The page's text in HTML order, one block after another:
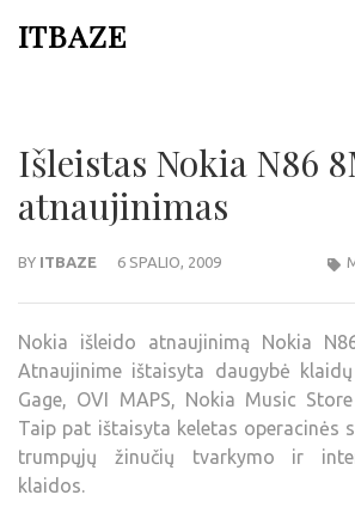
ITBAZE
Išleistas Nokia N86
atnaujinimas
BY ITBAZE 6 SPALIO, 2009
Nokia išleido atnaujinimą Nokia
Atnaujinime ištaisyta daugybė
Gage, OVI MAPS, Nokia Music
Taip pat ištaisyta keletas operacinės
trumpųjų žinučių tvarkymo ir
klaidos.